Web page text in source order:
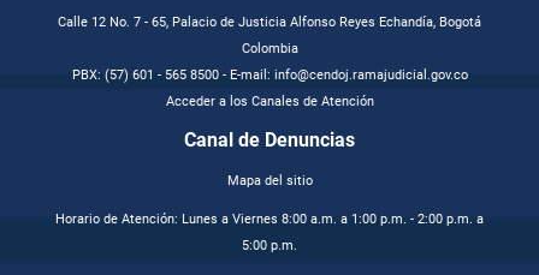
Calle 12 No. 7 - 65, Palacio de Justicia Alfonso Reyes Echandía, Bogotá
Colombia
PBX: (57) 601 - 565 8500 - E-mail: info@cendoj.ramajudicial.gov.co
Acceder a los Canales de Atención
Canal de Denuncias
Mapa del sitio
Horario de Atención: Lunes a Viernes 8:00 a.m. a 1:00 p.m. - 2:00 p.m. a
5:00 p.m.